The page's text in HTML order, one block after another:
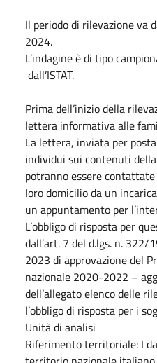
Il periodo di rilevazione va
2024.
L’indagine è di tipo
dall’ISTAT.
Prima dell’inizio della
lettera informativa alle
La lettera, inviata per
individui sui contenuti
potranno essere
loro domicilio da un
un appuntamento per
L’obbligo di risposta per
dall’art. 7 del d.lgs. n. 322/
2023 di approvazione del
nazionale 2020-2022 –
dell’allegato elenco delle
l’obbligo di risposta per i
Unità di analisi
Riferimento territoriale: I